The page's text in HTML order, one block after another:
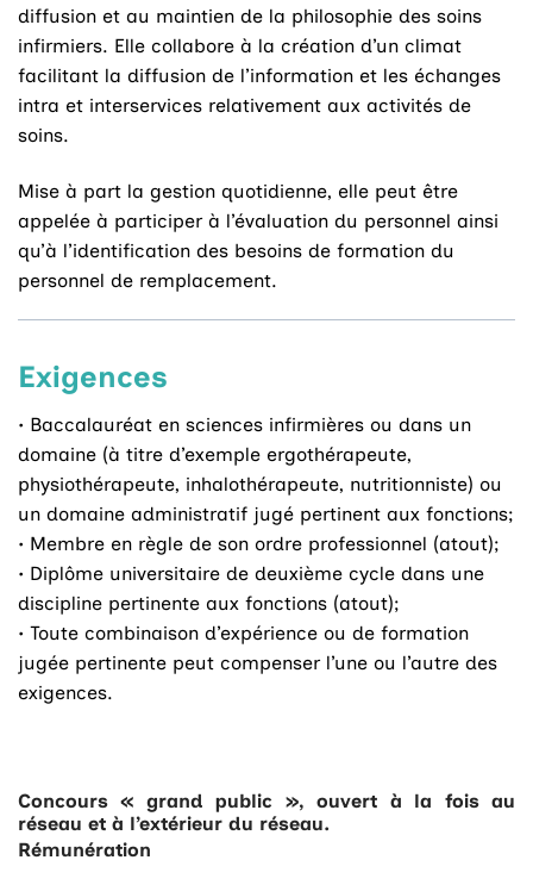
diffusion et au maintien de la philosophie des soins
infirmiers. Elle collabore à la création d’un climat
facilitant la diffusion de l’information et les échanges
intra et interservices relativement aux activités de
soins.
Mise à part la gestion quotidienne, elle peut être
appelée à participer à l’évaluation du personnel ainsi
qu’à l’identification des besoins de formation du
personnel de remplacement.
Exigences
• Baccalauréat en sciences infirmières ou dans un
domaine (à titre d’exemple ergothérapeute,
physiothérapeute, inhalothérapeute, nutritionniste) ou
un domaine administratif jugé pertinent aux fonctions;
• Membre en règle de son ordre professionnel (atout);
• Diplôme universitaire de deuxième cycle dans une
discipline pertinente aux fonctions (atout);
• Toute combinaison d’expérience ou de formation
jugée pertinente peut compenser l’une ou l’autre des
exigences.
Concours « grand public », ouvert à la fois au
réseau et à l’extérieur du réseau.
Rémunération